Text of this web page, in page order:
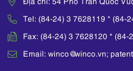
Tel: (84-24) 3 7628119 * (84-
Fax: (84-24) 3 7628120 * (84-
Email: winco@winco.vn;